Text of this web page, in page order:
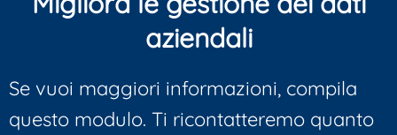
aziendali
Se vuoi maggiori informazioni, compila
questo modulo. Ti ricontatteremo quanto